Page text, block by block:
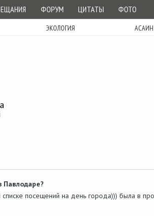
ФОРУМ ЦИТАТЫ ФОТО
ЭКОЛОГИЯ
Павлодаре?
посещений на день города))) была в